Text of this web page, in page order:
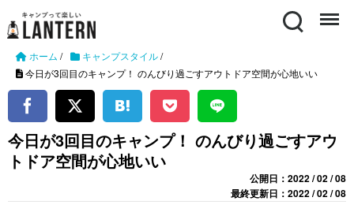
Search Menu
ホーム / キャンプスタイル/
今日が3回目のキャンプ！ のんびり過ごすアウトドア空間が心地いい
今日が3回目のキャンプ！ のんびり過ごすアウ
トドア空間が心地いい
公開日：2022 / 02 / 08
最終更新日：2022 / 02 / 08